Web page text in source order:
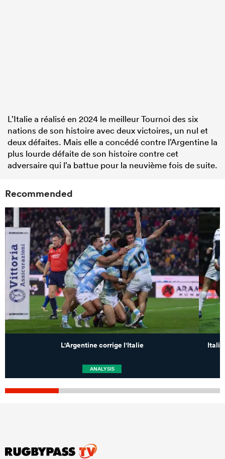
L’Italie a réalisé en 2024 le meilleur Tournoi des six
nations de son histoire avec deux victoires, un nul et
deux défaites. Mais elle a concédé contre l’Argentine la
plus lourde défaite de son histoire contre cet
adversaire qui l’a battue pour la neuvième fois de suite.
Recommended
L'Argentine corrige l'Italie
ANALYSIS